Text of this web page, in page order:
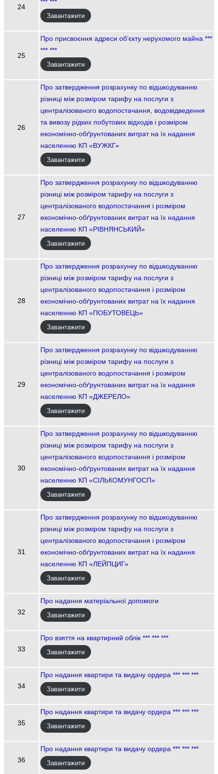
24
Завантажити
25
Про присвоєння адреси об’єкту нерухомого майна ***
*** ***
Завантажити
26
Про затвердження розрахунку по відшкодуванню
різниці між розміром тарифу на послуги з
централізованого водопостачання, водовідведення
та вивозу рідких побутових відходів і розміром
економічно-обґрунтованих витрат на їх надання
населенню КП «ВУЖКГ»
Завантажити
27
Про затвердження розрахунку по відшкодуванню
різниці між розміром тарифу на послуги з
централізованого водопостачання і розміром
економічно-обґрунтованих витрат на їх надання
населенню КП «РІВНЯНСЬКИЙ»
Завантажити
28
Про затвердження розрахунку по відшкодуванню
різниці між розміром тарифу на послуги з
централізованого водопостачання і розміром
економічно-обґрунтованих витрат на їх надання
населенню КП «ПОБУТОВЕЦЬ»
Завантажити
29
Про затвердження розрахунку по відшкодуванню
різниці між розміром тарифу на послуги з
централізованого водопостачання і розміром
економічно-обґрунтованих витрат на їх надання
населенню КП «ДЖЕРЕЛО»
Завантажити
30
Про затвердження розрахунку по відшкодуванню
різниці між розміром тарифу на послуги з
централізованого водопостачання і розміром
економічно-обґрунтованих витрат на їх надання
населенню КП «СІЛЬКОМУНГОСП»
Завантажити
31
Про затвердження розрахунку по відшкодуванню
різниці між розміром тарифу на послуги з
централізованого водопостачання і розміром
економічно-обґрунтованих витрат на їх надання
населенню КП «ЛЕЙПЦИГ»
Завантажити
32
Про надання матеріальної допомоги
Завантажити
33
Про взяття на квартирний облік *** *** ***
Завантажити
34
Про надання квартири та видачу ордера *** *** ***
Завантажити
35
Про надання квартири та видачу ордера *** *** ***
Завантажити
36
Про надання квартири та видачу ордера *** *** ***
Завантажити